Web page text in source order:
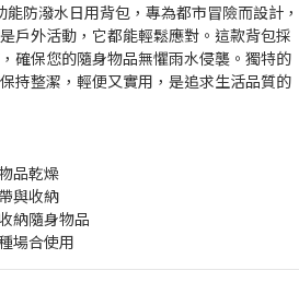
防潑水日用背包，專為都市冒險而設計，
戶外活動，它都能輕鬆應對。這款背包採
確保您的隨身物品無懼雨水侵襲。獨特的
持整潔，輕便又實用，是追求生活品質的
品乾燥
與收納
納隨身物品
場合使用